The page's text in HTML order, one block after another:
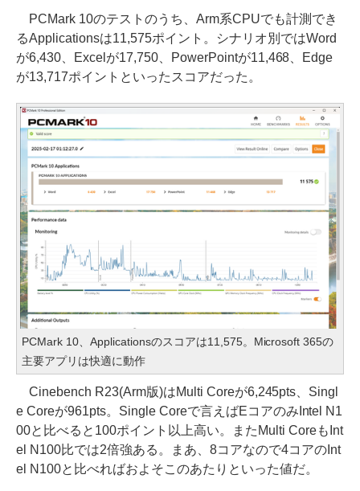
PCMark 10のテストのうち、Arm系CPUでも計測でき
るApplicationsは11,575ポイント。シナリオ別ではWord
が6,430、Excelが17,750、PowerPointが11,468、Edge
が13,717ポイントといったスコアだった。
PCMark 10、Applicationsのスコアは11,575。Microsoft 365の
主要アプリは快適に動作
Cinebench R23(Arm版)はMulti Coreが6,245pts、Singl
e Coreが961pts。Single Coreで言えばEコアのみIntel N1
00と比べると100ポイント以上高い。またMulti CoreもInt
el N100比では2倍強ある。まあ、8コアなので4コアのInt
el N100と比べればおよそこのあたりといった値だ。